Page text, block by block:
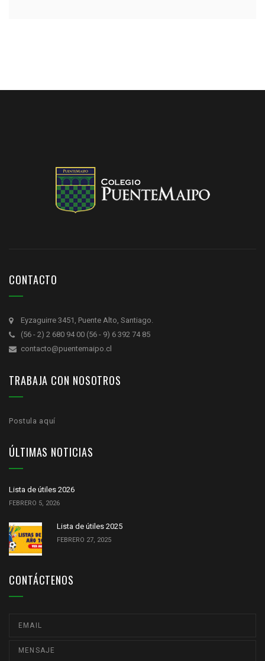
CONTACTO
Eyzaguirre 3451, Puente Alto, Santiago.
(56 - 2) 2 680 94 00 (56 - 9) 6 392 74 85
contacto@puentemaipo.cl
TRABAJA CON NOSOTROS
Postula aquí
ÚLTIMAS NOTICIAS
Lista de útiles 2026
FEBRERO 5, 2026
Lista de útiles 2025
FEBRERO 27, 2025
CONTÁCTENOS